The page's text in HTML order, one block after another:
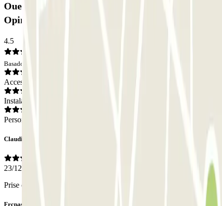
Ouest Parking - Aéroport Nantes Atlantique:
Opiniones
4.5
Basado en 8 opiniones
Acceso
Instalaciones
Personal
Claudie
23/12/2023
Prise en charge immédiate, proche aéroport (navette gratuite)
Frcpascal FRC P